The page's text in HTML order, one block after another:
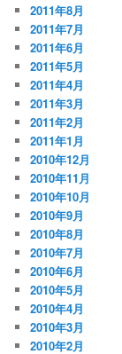
2011年8月
2011年7月
2011年6月
2011年5月
2011年4月
2011年3月
2011年2月
2011年1月
2010年12月
2010年11月
2010年10月
2010年9月
2010年8月
2010年7月
2010年6月
2010年5月
2010年4月
2010年3月
2010年2月